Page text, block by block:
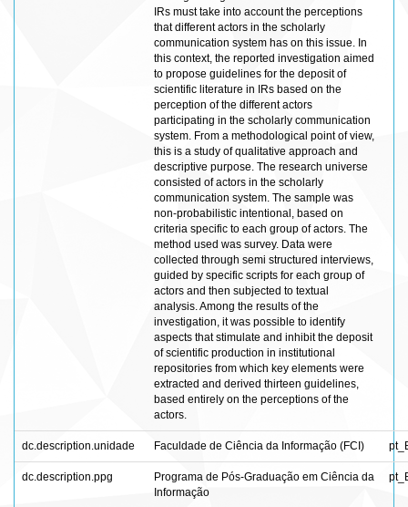
IRs must take into account the perceptions
that different actors in the scholarly
communication system has on this issue. In
this context, the reported investigation aimed
to propose guidelines for the deposit of
scientific literature in IRs based on the
perception of the different actors
participating in the scholarly communication
system. From a methodological point of view,
this is a study of qualitative approach and
descriptive purpose. The research universe
consisted of actors in the scholarly
communication system. The sample was
non-probabilistic intentional, based on
criteria specific to each group of actors. The
method used was survey. Data were
collected through semi structured interviews,
guided by specific scripts for each group of
actors and then subjected to textual
analysis. Among the results of the
investigation, it was possible to identify
aspects that stimulate and inhibit the deposit
of scientific production in institutional
repositories from which key elements were
extracted and derived thirteen guidelines,
based entirely on the perceptions of the
actors.
dc.description.unidade Faculdade de Ciência da Informação (FCI)
dc.description.ppg
Programa de Pós-Graduação em Ciência da
Informação